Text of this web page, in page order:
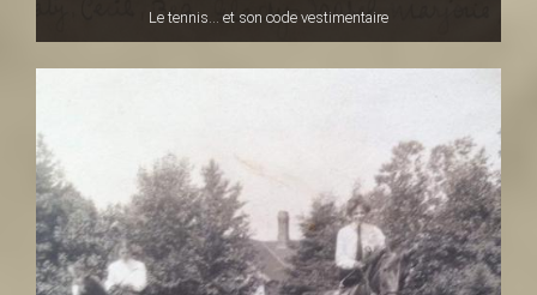
Le tennis... et son code vestimentaire